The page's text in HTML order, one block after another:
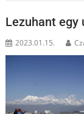
Lezuhant egy
2023.01.15.